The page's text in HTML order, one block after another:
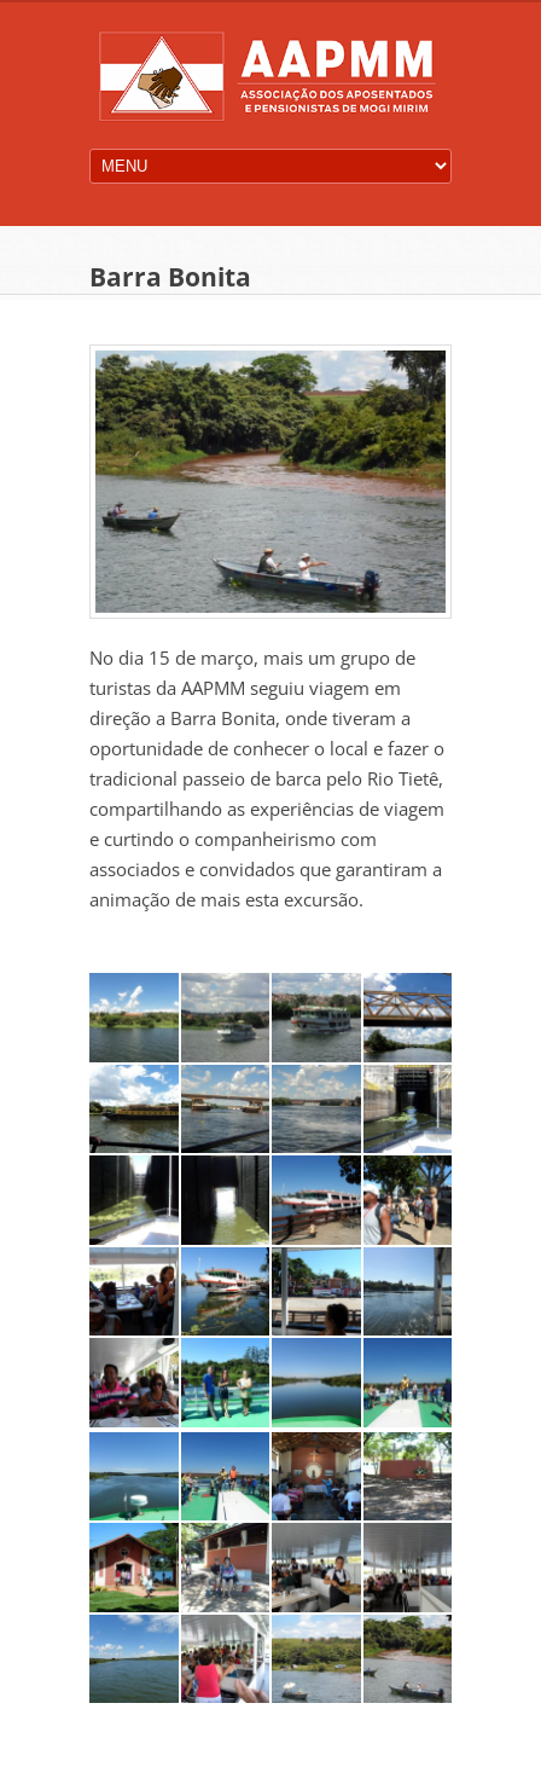
Barra Bonita
No dia 15 de março, mais um grupo de
turistas da AAPMM seguiu viagem em
direção a Barra Bonita, onde tiveram a
oportunidade de conhecer o local e fazer o
tradicional passeio de barca pelo Rio Tietê,
compartilhando as experiências de viagem
e curtindo o companheirismo com
associados e convidados que garantiram a
animação de mais esta excursão.